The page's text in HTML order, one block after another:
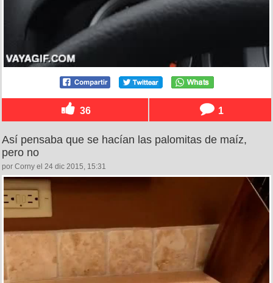
36 1
Así pensaba que se hacían las palomitas de maíz,
pero no
por Corny el 24 dic 2015, 15:31